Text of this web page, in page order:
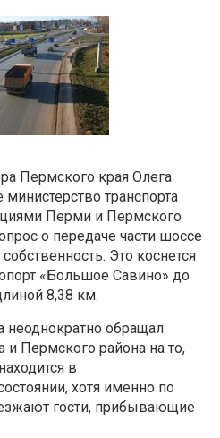
Пермского края Олега
транспорта
Перми и Пермского
о передаче части шоссе
Это коснется
«Большое Савино» до
8,38 км.
неоднократно обращал
и Пермского района на то,
в
хотя именно по
гости, прибывающие